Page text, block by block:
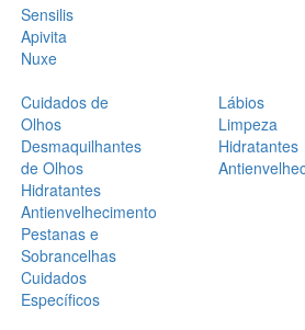
Sensilis
Apivita
Nuxe
Cuidados de
Olhos
Desmaquilhantes
de Olhos
Hidratantes
Antienvelhecimento
Pestanas e
Sobrancelhas
Cuidados
Específicos
Lábios
Limpeza
Hidratantes